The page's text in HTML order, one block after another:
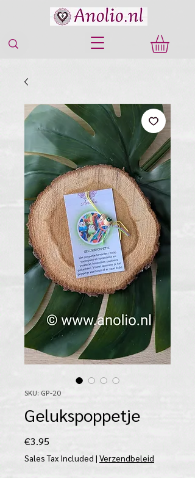
SKU: GP-20
Gelukspoppetje
€3.95
Sales Tax Included | Verzendbeleid